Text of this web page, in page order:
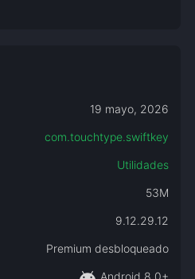
19 mayo, 2026
com.touchtype.swiftkey
Utilidades
53M
9.12.29.12
Premium desbloqueado
Android 8.0+